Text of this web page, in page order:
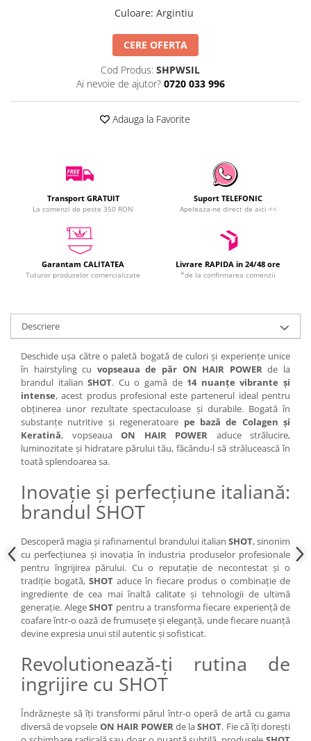
Culoare: Argintiu
CERE OFERTA
Cod Produs: SHPWSIL
Ai nevoie de ajutor? 0720 033 996
Adauga la Favorite
Transport GRATUIT
La comenzi de peste 350 RON
Suport TELEFONIC
Apeleaza-ne direct de aici <<
Garantam CALITATEA
Tuturor produselor comercializate
Livrare RAPIDA in 24/48 ore
*de la confirmarea comenzii
Descriere
Deschide ușa către o paletă bogată de culori și experiențe unice
în hairstyling cu vopseaua de păr ON HAIR POWERde la
brandul italianSHOT. Cu o gamă de 14 nuanțe vibrante și
intense, acest produs profesional este partenerul ideal pentru
obținerea unor rezultate spectaculoase și durabile. Bogată în
substanțe nutritive și regeneratoare pe bază de Colagen și
Keratină, vopseaua ON HAIR POWER aduce strălucire,
luminozitate și hidratare părului tău, făcându-l să strălucească în
toată splendoarea sa.
Inovație și perfecțiune italiană:
brandul SHOT
Descoperă magia și rafinamentul brandului italian SHOT, sinonim
cu perfecțiunea și inovația în industria produselor profesionale
pentru îngrijirea părului. Cu o reputație de necontestat și o
tradiție bogată, SHOT aduce în fiecare produs o combinație de
ingrediente de cea mai înaltă calitate și tehnologii de ultimă
generație. AlegeSHOT pentru a transforma fiecare experiență de
coafare într-o oază de frumusețe și eleganță, unde fiecare nuanță
devine expresia unui stil autentic și sofisticat.
Revolutionează-ți rutina de
ingrijire cu SHOT
Îndrăznește să îți transformi părul într-o operă de artă cu gama
diversă de vopsele ON HAIR POWERde laSHOT. Fie că îți dorești